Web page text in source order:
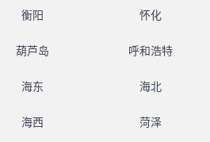
衡阳 怀化
葫芦岛 呼和浩特
海东 海北
海西 菏泽